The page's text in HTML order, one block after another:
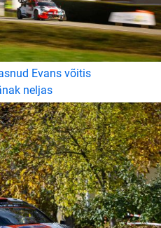
Evans võitis
neljas